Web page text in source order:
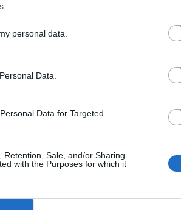
personal data.
Data.
Data for Targeted
Sale, and/or Sharing
with the Purposes for which it
τουςόρους χρήσης